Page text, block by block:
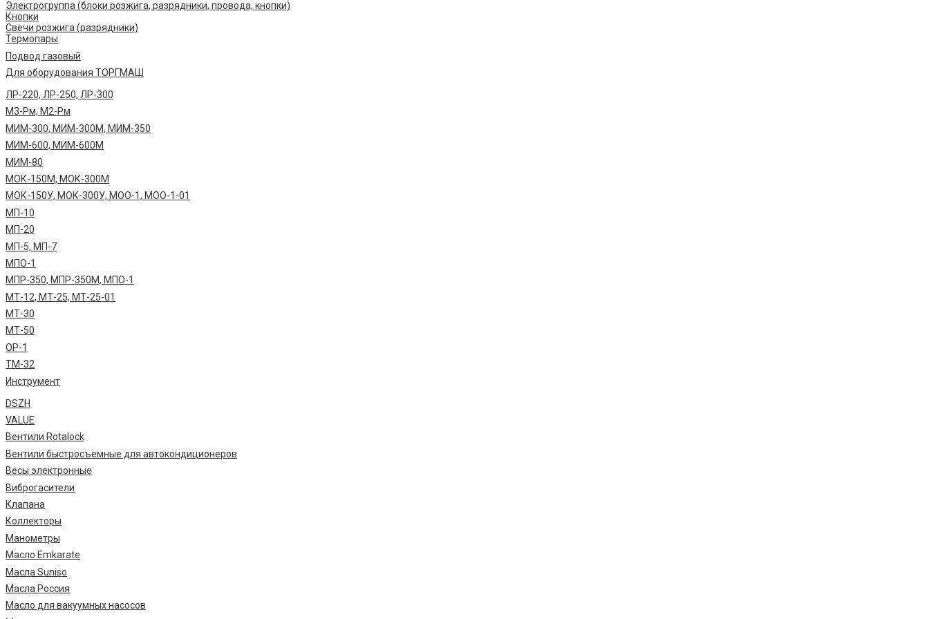
Электрогруппа (блоки розжига, разрядники, провода, кнопки)
Кнопки
Свечи розжига (разрядники)
Термопары
Подвод газовый
Для оборудования ТОРГМАШ
ЛР-220, ЛР-250, ЛР-300
М3-Рм, М2-Рм
МИМ-300, МИМ-300М, МИМ-350
МИМ-600, МИМ-600М
МИМ-80
МОК-150М, МОК-300М
МОК-150У, МОК-300У, МОО-1, МОО-1-01
МП-10
МП-20
МП-5, МП-7
МПО-1
МПР-350, МПР-350М, МПО-1
МТ-12, МТ-25, МТ-25-01
МТ-30
МТ-50
ОР-1
ТМ-32
Инструмент
DSZH
VALUE
Вентили Rotalock
Вентили быстросъемные для автокондиционеров
Весы электронные
Виброгасители
Клапана
Коллекторы
Манометры
Масло Emkarate
Масла Suniso
Масла Россия
Масло для вакуумных насосов